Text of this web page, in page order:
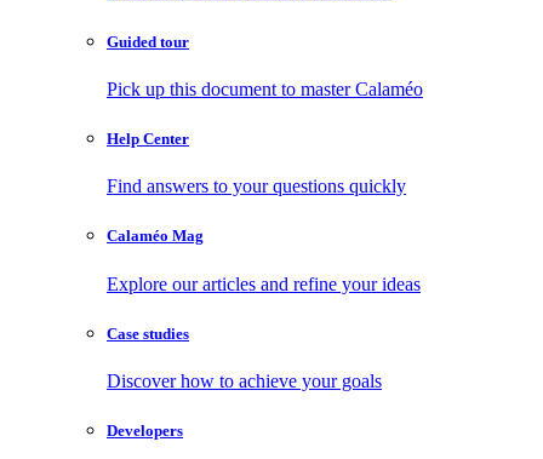
Guided tour
Pick up this document to master Calaméo
Help Center
Find answers to your questions quickly
Calaméo Mag
Explore our articles and refine your ideas
Case studies
Discover how to achieve your goals
Developers